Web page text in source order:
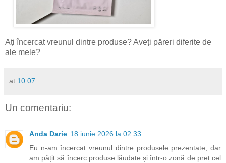
Ați încercat vreunul dintre produse? Aveți păreri diferite de
ale mele?
at 10:07
Un comentariu:
Anda Darie 18 iunie 2026 la 02:33
Eu n-am încercat vreunul dintre produsele prezentate, dar
am pățit să încerc produse lăudate și într-o zonă de preț cel